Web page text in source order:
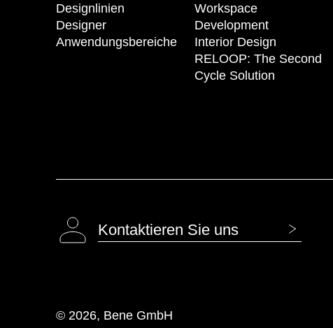
Designlinien
Designer
Anwendungsbereiche
Workspace
Development
Interior Design
RELOOP: The Second
Cycle Solution
Kontaktieren Sie uns
© 2026, Bene GmbH